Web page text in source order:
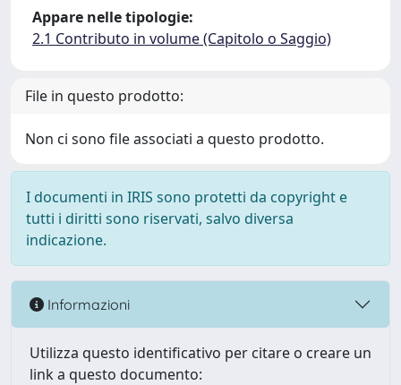
Appare nelle tipologie:
2.1 Contributo in volume (Capitolo o Saggio)
File in questo prodotto:
Non ci sono file associati a questo prodotto.
I documenti in IRIS sono protetti da copyright e
tutti i diritti sono riservati, salvo diversa
indicazione.
Informazioni
Utilizza questo identificativo per citare o creare un
link a questo documento: